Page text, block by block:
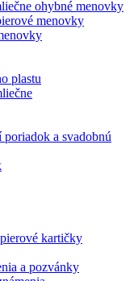
ohybné menovky
menovky
plastu
poriadok a svadobnú
kartičky
a pozvánky